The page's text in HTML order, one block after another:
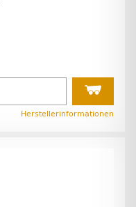
Herstellerinformationen